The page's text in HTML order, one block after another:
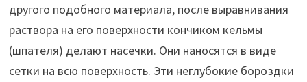
другого подобного материала, после выравнивания
раствора на его поверхности кончиком кельмы
(шпателя) делают насечки. Они наносятся в виде
сетки на всю поверхность. Эти неглубокие бороздки